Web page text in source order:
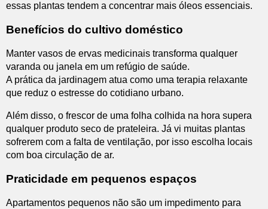
essas plantas tendem a concentrar mais óleos essenciais.
Benefícios do cultivo doméstico
Manter vasos de ervas medicinais transforma qualquer
varanda ou janela em um refúgio de saúde.
A prática da jardinagem atua como uma terapia relaxante
que reduz o estresse do cotidiano urbano.
Além disso, o frescor de uma folha colhida na hora supera
qualquer produto seco de prateleira. Já vi muitas plantas
sofrerem com a falta de ventilação, por isso escolha locais
com boa circulação de ar.
Praticidade em pequenos espaços
Apartamentos pequenos não são um impedimento para